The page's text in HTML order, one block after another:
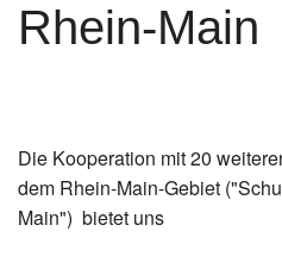
Instagram
Rhein-Main
Die Kooperation mit 20
dem Rhein-Main-Gebiet
Main") bietet uns